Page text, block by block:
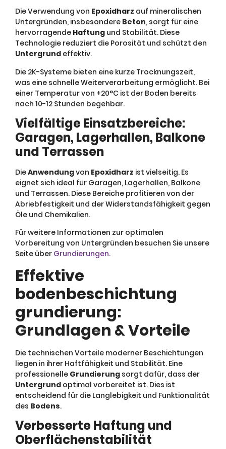
Die Verwendung von Epoxidharz auf mineralischen
Untergründen, insbesondere Beton, sorgt für eine
hervorragende Haftung und Stabilität. Diese
Technologie reduziert die Porosität und schützt den
Untergrund effektiv.
Die 2K-Systeme bieten eine kurze Trocknungszeit,
was eine schnelle Weiterverarbeitung ermöglicht. Bei
einer Temperatur von +20°C ist der Boden bereits
nach 10-12 Stunden begehbar.
Vielfältige Einsatzbereiche:
Garagen, Lagerhallen, Balkone
und Terrassen
DieAnwendungvon Epoxidharz ist vielseitig. Es
eignet sich ideal für Garagen, Lagerhallen, Balkone
und Terrassen. Diese Bereiche profitieren von der
Abriebfestigkeit und der Widerstandsfähigkeit gegen
Öle und Chemikalien.
Für weitere Informationen zur optimalen
Vorbereitung von Untergründen besuchen Sie unsere
Seite über Grundierungen.
Effektive
bodenbeschichtung
grundierung:
Grundlagen & Vorteile
Die technischen Vorteile moderner Beschichtungen
liegen in ihrer Haftfähigkeit und Stabilität. Eine
professionelle Grundierung sorgt dafür, dass der
Untergrund optimal vorbereitet ist. Dies ist
entscheidend für die Langlebigkeit und Funktionalität
des Bodens.
Verbesserte Haftung und
Oberflächenstabilität